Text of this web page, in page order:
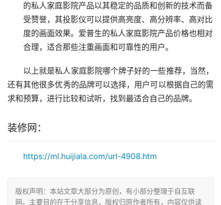
的私人家庭影院产品以其稳定的品质和创新的技术而备
受赞誉，其投影仪可以提供高亮度、高分辨率、高对比
度的画面效果。爱普生的私人家庭影院产品价格也相对
合理，适合那些注重画面和可靠性的用户。
以上就是私人家庭影院哪个牌子好的一些推荐，当然，
还有其他很多优秀的品牌可以选择，用户可以根据自己的需
求和预算，进行比较和试听，找到最适合自己的品牌。
装修网：
https://ml.huijiala.com/url-4908.htm
版权声明：本站文章大部分为原创，有小部分整理于自互联
网。主要目的在于分享信息，版权归原作者所有，内容仅供读